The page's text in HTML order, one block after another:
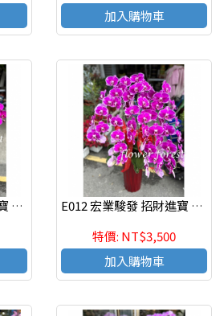
加入購物車
E015 宏業駿發 招財進寶 蘭花組合盆栽 喬遷之喜 榮陞誌喜盆栽
E012 宏業駿發 招財進寶 蘭花組合盆栽 喬遷之喜 榮陞誌喜盆栽
特價: NT$3,500
加入購物車